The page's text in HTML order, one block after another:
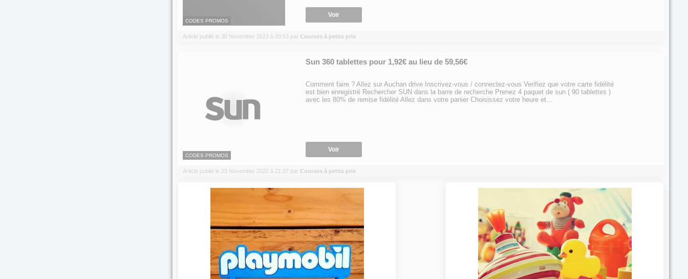
CODES PROMOS
Voir
Article publié le 30 November 2022 à 20:53 par Courses à petits prix
CODES PROMOS
Sun 360 tablettes pour 1,92€ au lieu de 59,56€
Comment faire ? Allez sur Auchan drive Inscrivez-vous / connectez-vous Verifiez que votre carte fidélité
est bien enregistré Rechercher SUN dans la barre de recherche Prenez 4 paquet de sun ( 90 tablettes )
avec les 80% de remise fidélité Allez dans votre panier Choisissez votre heure et...
Voir
Article publié le 23 November 2022 à 21:37 par Courses à petits prix